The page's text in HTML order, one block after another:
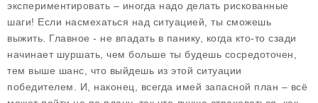
экспериментировать – иногда надо делать рискованные
шаги! Если насмехаться над ситуацией, ты сможешь
выжить. Главное - не впадать в панику, когда кто-то сзади
начинает шуршать, чем больше ты будешь сосредоточен,
тем выше шанс, что выйдешь из этой ситуации
победителем. И, наконец, всегда имей запасной план – всё